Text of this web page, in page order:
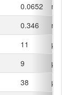
0.0652
mg
0.346
mg
11
µg
9
µg
38
µg